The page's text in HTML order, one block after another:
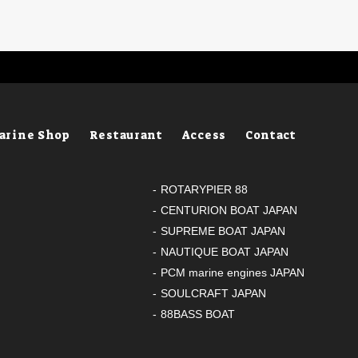
Shop Restaurant Access Contact
ROTARYPIER 88
CENTURION BOAT JAPAN
SUPREME BOAT JAPAN
NAUTIQUE BOAT JAPAN
PCM marine engines JAPAN
SOULCRAFT JAPAN
88BASS BOAT